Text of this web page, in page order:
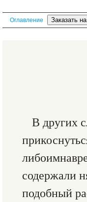
Оглавление
В других
содержали
подобный